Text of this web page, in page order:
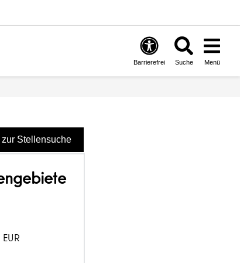
Barrierefrei Suche Menü
Stellensuche